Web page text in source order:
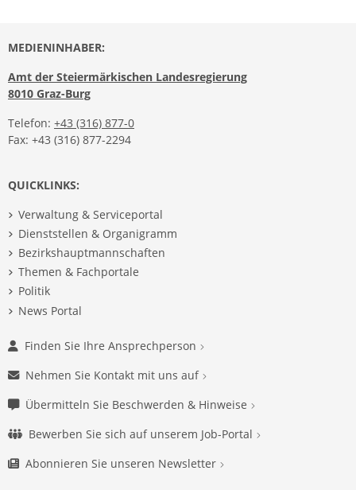
MEDIENINHABER:
Amt der Steiermärkischen Landesregierung
8010 Graz-Burg
Telefon: +43 (316) 877-0
Fax: +43 (316) 877-2294
QUICKLINKS:
Verwaltung & Serviceportal
Dienststellen & Organigramm
Bezirkshauptmannschaften
Themen & Fachportale
Politik
News Portal
Finden Sie Ihre Ansprechperson
Nehmen Sie Kontakt mit uns auf
Übermitteln Sie Beschwerden & Hinweise
Bewerben Sie sich auf unserem Job-Portal
Abonnieren Sie unseren Newsletter